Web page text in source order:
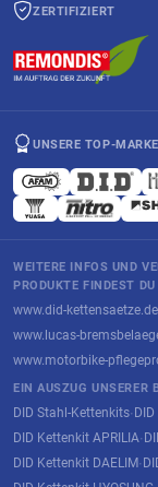
ZERTIFIZIERT
UNSERE TOP-
WEITERE INFOS UND
PRODUKTE FINDEST DU
www.did-kettensaetze.de
www.lucas-
www.motorbike-
EIN AUSZUG UNSERER
DID Stahl-Kettenkits·
DID Kettenkit APRILIA·
DID Kettenkit DAELIM·